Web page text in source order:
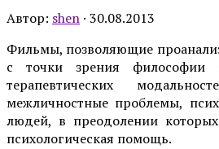
Автор: shen · 30.08.2013
Фильмы, позволяющие
с точки зрения философии
терапевтических
межличностные проблемы,
людей, в преодолении
психологическая помощь.